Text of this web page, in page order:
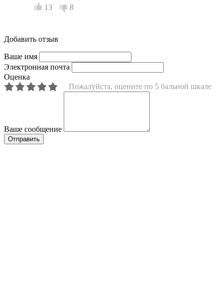
13 8
Добавить отзыв
Ваше имя
Электронная почта
Оценка
Пожалуйста, оцените по 5 бальной шкале
Ваше сообщение